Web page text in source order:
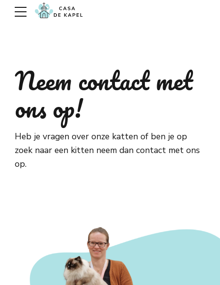
Neem contact met
ons op!
Heb je vragen over onze katten of ben je op
zoek naar een kitten neem dan contact met ons
op.